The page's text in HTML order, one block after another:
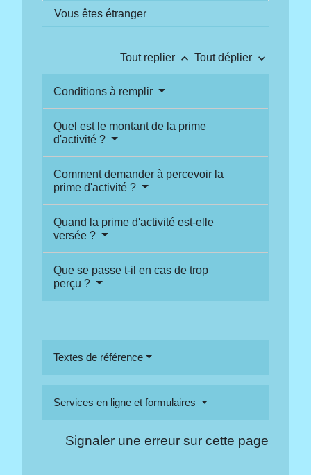
Vous êtes étranger
Tout replier keyboard_arrow_up Tout déplier keyboard_arrow_down
Conditions à remplir
Quel est le montant de la prime
d'activité ?
Comment demander à percevoir la
prime d'activité ?
Quand la prime d'activité est-elle
versée ?
Que se passe t-il en cas de trop
perçu ?
Textes de référence
Services en ligne et formulaires
Signaler une erreur sur cette page